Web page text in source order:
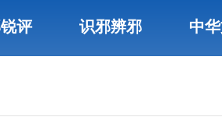
评 识邪辨邪 中